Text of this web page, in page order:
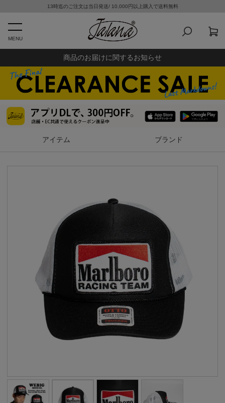
13時迄のご注文は当日発送/ 10,000円以上購入で送料無料
MENU
商品のお届けに関するお知らせ
アイテム ブランド